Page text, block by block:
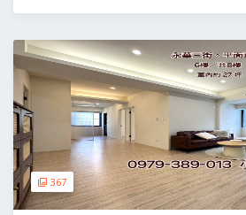
367